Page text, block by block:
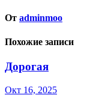
От adminmoo
Похожие записи
Дорогая
Окт 16, 2025